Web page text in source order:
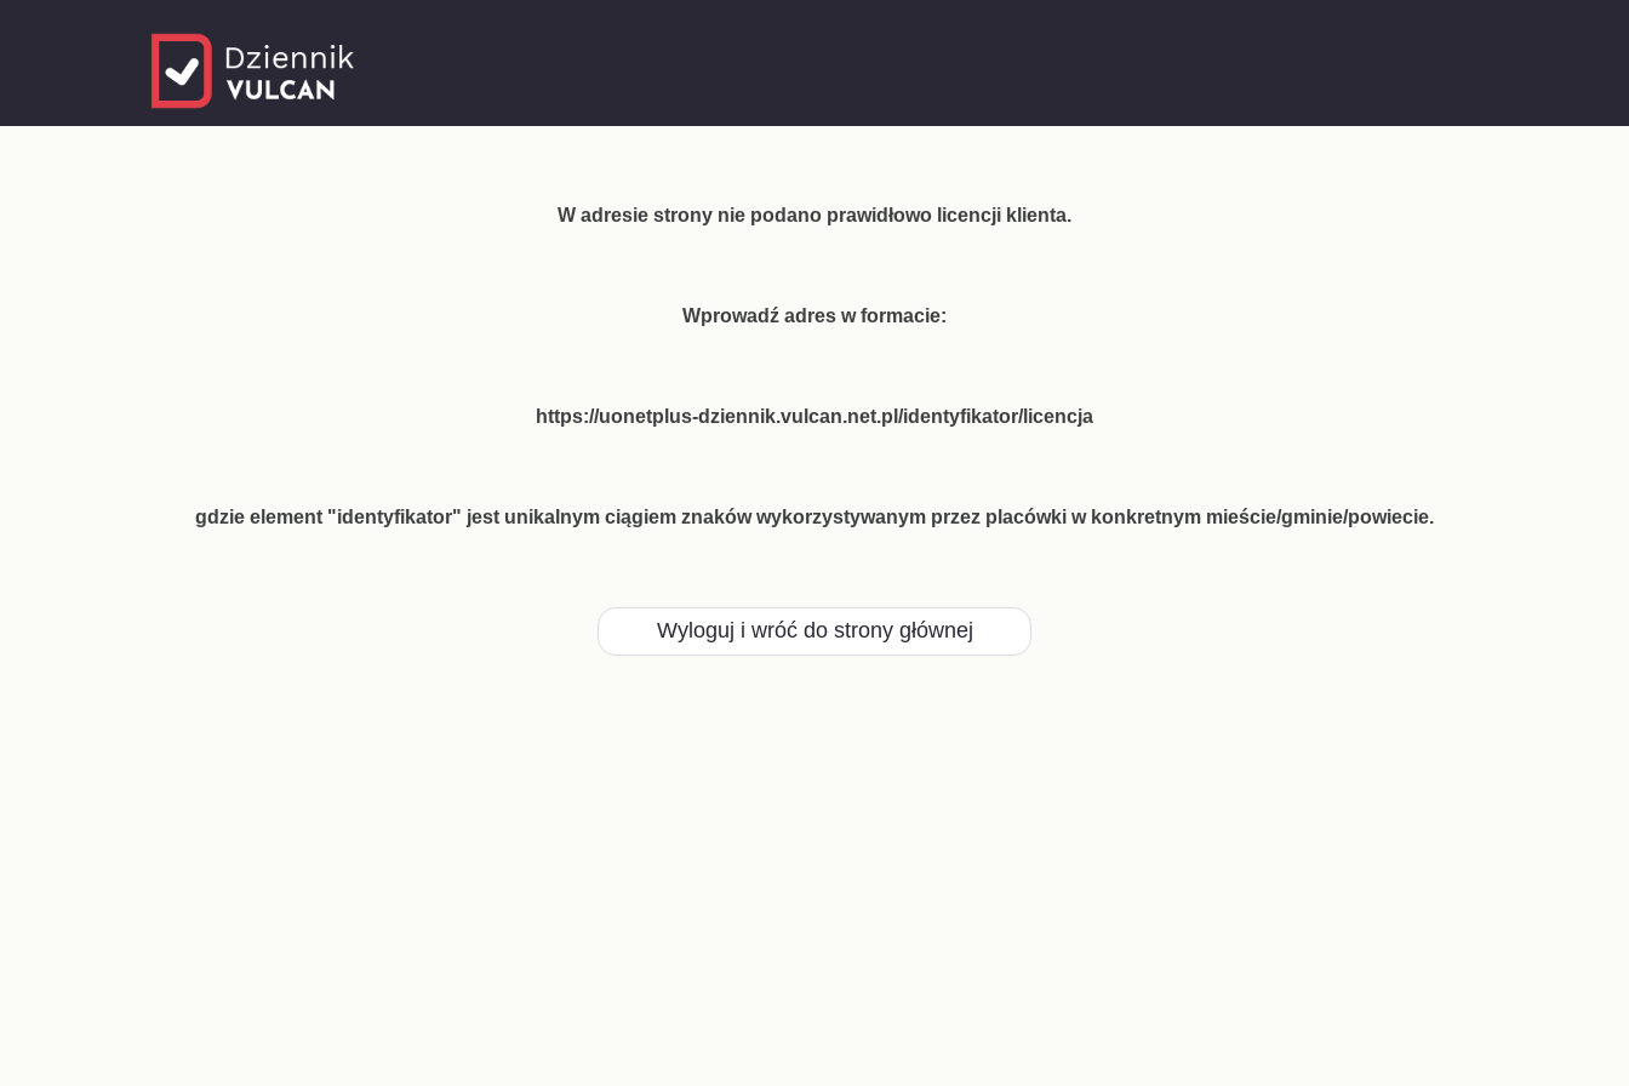
W adresie strony nie podano prawidłowo licencji klienta.
Wprowadź adres w formacie:
https://uonetplus-dziennik.vulcan.net.pl/identyfikator/licencja
gdzie element "identyfikator" jest unikalnym ciągiem znaków wykorzystywanym przez placówki w konkretnym mieście/gminie/powiecie.
Wyloguj i wróć do strony głównej